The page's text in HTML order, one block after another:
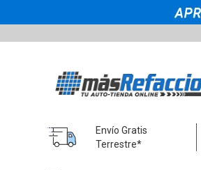
Envío Gratis
Terrestre*